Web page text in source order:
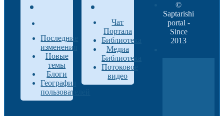
Последние
изменения
Новые
темы
Блоги
География
пользователей
Чат
Портала
Библиотека
Медиа
Библиотека
Потоковое
видео
©
Saptarishi
portal -
Since
2013